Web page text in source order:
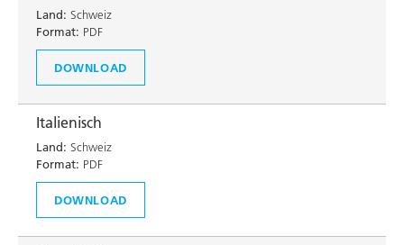
Land: Schweiz
Format: PDF
DOWNLOAD
Italienisch
Land: Schweiz
Format: PDF
DOWNLOAD